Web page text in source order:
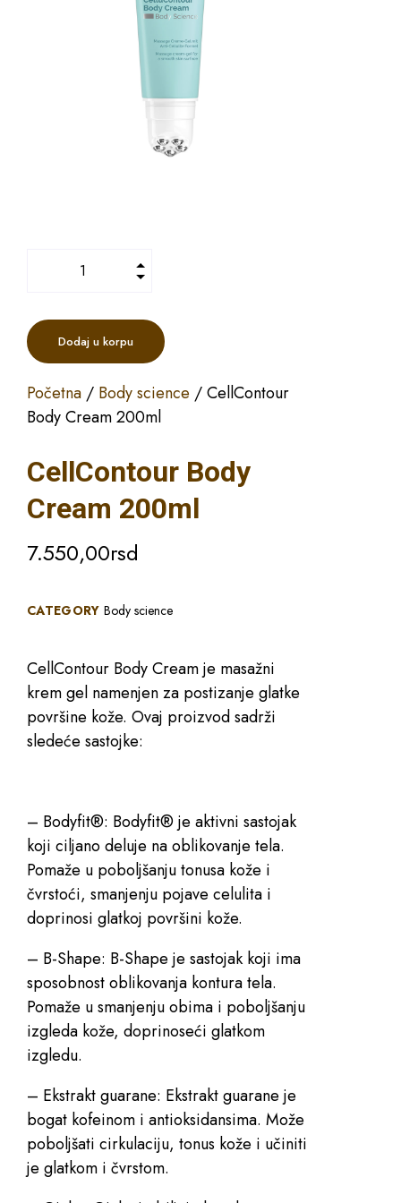
Dodaj u korpu
Početna / Body science / CellContour
Body Cream 200ml
CellContour Body
Cream 200ml
7.550,00rsd
CATEGORY Body science
CellContour Body Cream je masažni
krem gel namenjen za postizanje glatke
površine kože. Ovaj proizvod sadrži
sledeće sastojke:
– Bodyfit®: Bodyfit® je aktivni sastojak
koji ciljano deluje na oblikovanje tela.
Pomaže u poboljšanju tonusa kože i
čvrstoći, smanjenju pojave celulita i
doprinosi glatkoj površini kože.
– B-Shape: B-Shape je sastojak koji ima
sposobnost oblikovanja kontura tela.
Pomaže u smanjenju obima i poboljšanju
izgleda kože, doprinoseći glatkom
izgledu.
– Ekstrakt guarane: Ekstrakt guarane je
bogat kofeinom i antioksidansima. Može
poboljšati cirkulaciju, tonus kože i učiniti
je glatkom i čvrstom.